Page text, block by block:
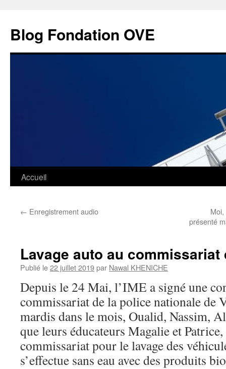
contenu
Blog Fondation OVE
Accueil
← Enregistrement audio
présenté
Lavage auto au commissariat
Publié le22 juillet 2019par Nawal KHENICHE
Depuis le 24 Mai, l’IME a signé une
commissariat de la police nationale de
mardis dans le mois, Oualid, Nassim,
que leurs éducateurs Magalie et
commissariat pour le lavage des
s’effectue sans eau avec des produits